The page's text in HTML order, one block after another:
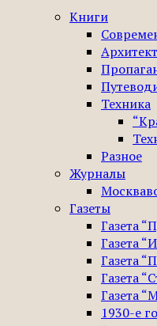
Книги
Техника
Разное
Журналы
Газеты
Газета
Газета
Газета
Газета
Газета
1930-е